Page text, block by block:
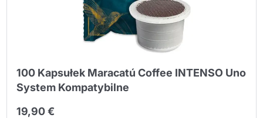
100 Kapsułek Maracatú Coffee INTENSO Uno
System Kompatybilne
19,90 €